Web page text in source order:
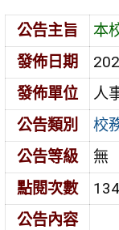
公告主旨
本
發佈日期
發佈單位
人
公告類別
校
公告等級
無
點閱次數
134
公告內容